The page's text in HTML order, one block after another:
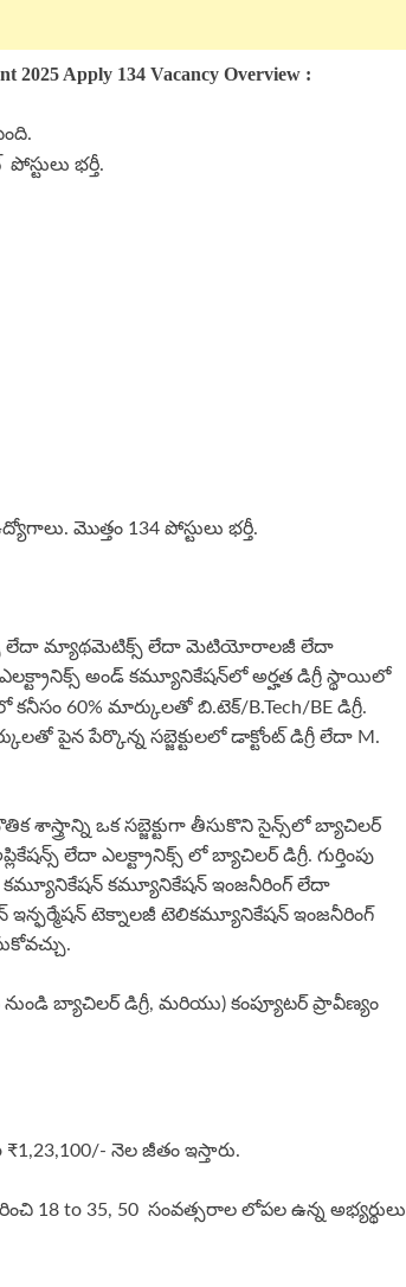
2025 Apply 134 Vacancy Overview :
భర్తీ.
మొత్తం 134 పోస్టులు భర్తీ.
లేదా మ్యాథమెటిక్స్ లేదా మెటియోరాలజీ లేదా
అండ్ కమ్యూనికేషన్‌లో అర్హత డిగ్రీ స్థాయిలో
కనీసం 60% మార్కులతో బి.టెక్/B.Tech/BE డిగ్రీ.
పైన పేర్కొన్న సబ్జెక్టులలో డాక్టోంట్ డిగ్రీ లేదా M.
శాస్త్రాన్ని ఒక సబ్జెక్టుగా తీసుకొని సైన్స్‌లో బ్యాచిలర్
లేదా ఎలక్ట్రానిక్స్ లో బ్యాచిలర్ డిగ్రీ. గుర్తింపు
కమ్యూనికేషన్ ఇంజనీరింగ్ లేదా
ఇన్ఫర్మేషన్ టెక్నాలజీ టెలికమ్యూనికేషన్ ఇంజనీరింగ్
బ్యాచిలర్ డిగ్రీ, మరియు) కంప్యూటర్ ప్రావీణ్యం
నెల జీతం ఇస్తారు.
18 to 35, 50 సంవత్సరాల లోపల ఉన్న అభ్యర్థులు